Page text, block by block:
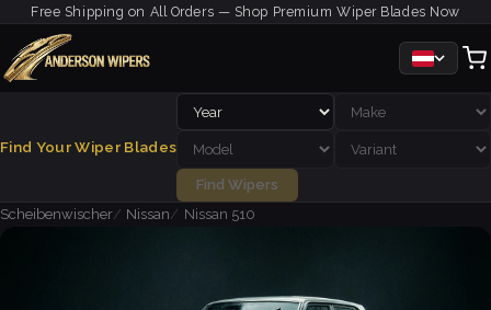
Free Shipping on All Orders — Shop Premium Wiper Blades Now
Find Your Wiper Blades
Find Wipers
Scheibenwischer
Nissan Nissan 510